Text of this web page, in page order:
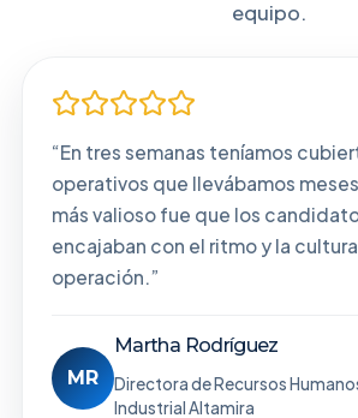
equipo.
“En tres semanas teníamos
operativos que llevábamos
más valioso fue que los
encajaban con el ritmo y la
operación.”
MR
Martha Rodríguez
Directora de Recursos
Industrial Altamira